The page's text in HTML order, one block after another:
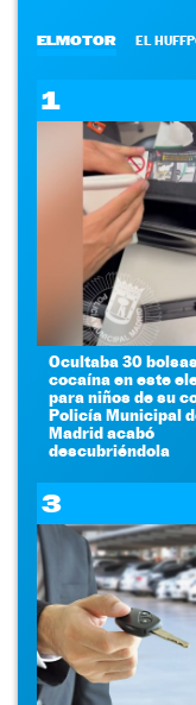
ELMOTOR EL
1
Ocultaba 30
cocaína en este
para niños de su
Policía Municipal
Madrid acabó
descubriéndola
3